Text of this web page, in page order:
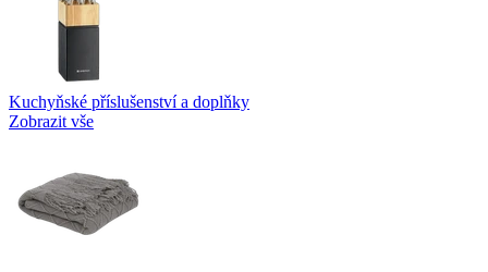
Kuchyňské příslušenství a doplňky
Zobrazit vše